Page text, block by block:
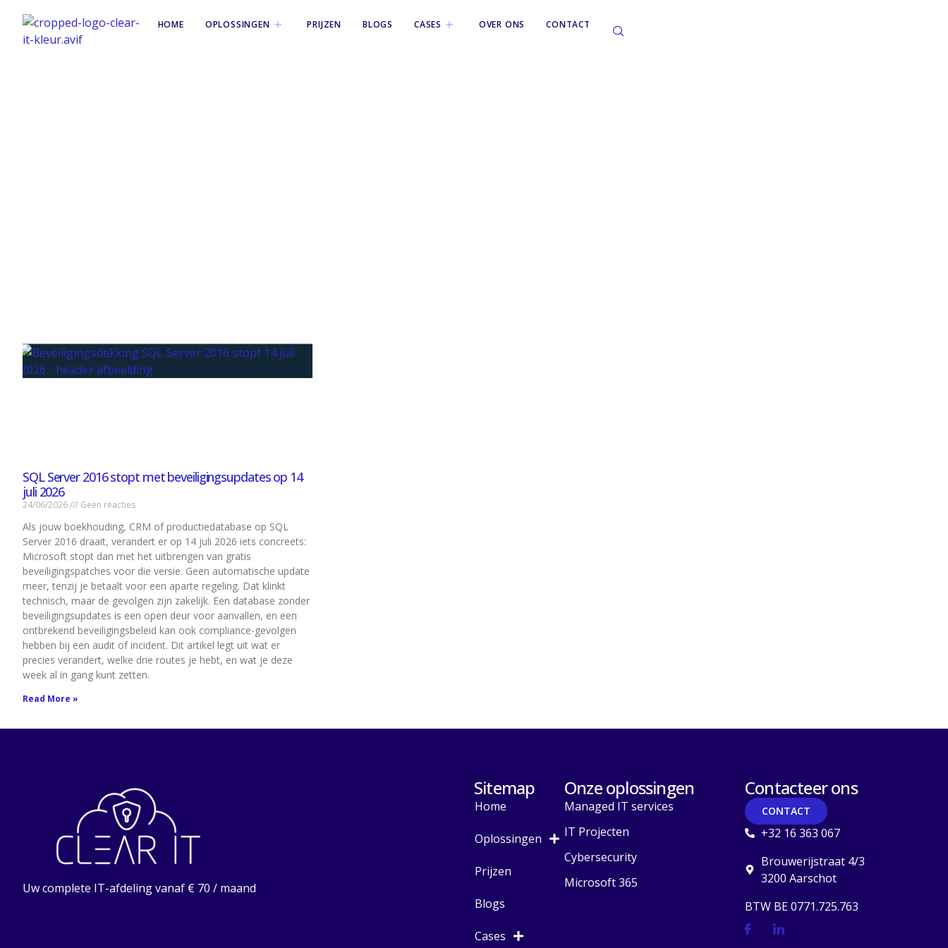
HOME OPLOSSINGEN PRIJZEN BLOGS CASES OVER ONS CONTACT
SQL Server 2016 stopt met beveiligingsupdates op 14
juli 2026
24/06/2026 Geen reacties
Als jouw boekhouding, CRM of productiedatabase op SQL
Server 2016 draait, verandert er op 14 juli 2026 iets concreets:
Microsoft stopt dan met het uitbrengen van gratis
beveiligingspatches voor die versie. Geen automatische update
meer, tenzij je betaalt voor een aparte regeling. Dat klinkt
technisch, maar de gevolgen zijn zakelijk. Een database zonder
beveiligingsupdates is een open deur voor aanvallen, en een
ontbrekend beveiligingsbeleid kan ook compliance-gevolgen
hebben bij een audit of incident. Dit artikel legt uit wat er
precies verandert, welke drie routes je hebt, en wat je deze
week al in gang kunt zetten.
Read More »
Uw complete IT-afdeling vanaf € 70 / maand
Sitemap
Home
Oplossingen
Prijzen
Blogs
Cases
Onze oplossingen
Managed IT services
IT Projecten
Cybersecurity
Microsoft 365
Contacteer ons
CONTACT
+32 16 363 067
Brouwerijstraat 4/3
3200 Aarschot
BTW BE 0771.725.763